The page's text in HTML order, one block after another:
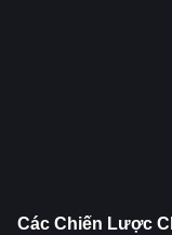
Các Chiến Lược